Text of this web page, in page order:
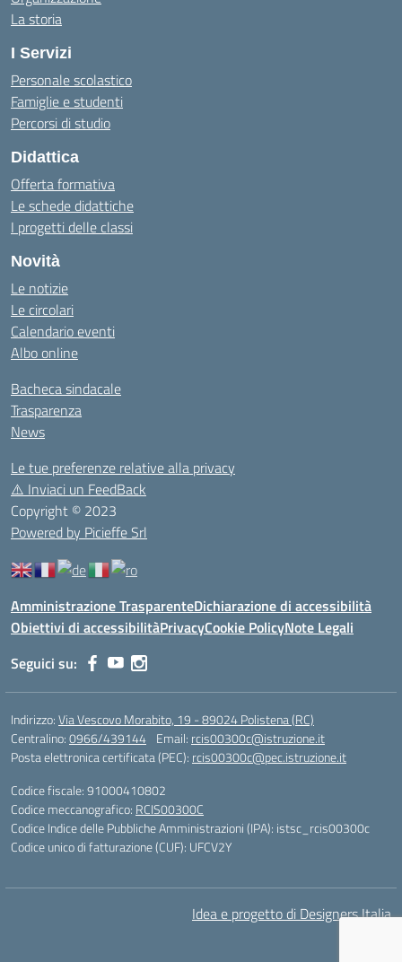
La storia
I Servizi
Personale scolastico
Famiglie e studenti
Percorsi di studio
Didattica
Offerta formativa
Le schede didattiche
I progetti delle classi
Novità
Le notizie
Le circolari
Calendario eventi
Albo online
Bacheca sindacale
Trasparenza
News
Le tue preferenze relative alla privacy
⚠️ Inviaci un FeedBack
Copyright © 2023
Powered by Picieffe Srl
Amministrazione TrasparenteDichiarazione di accessibilità
Obiettivi di accessibilitàPrivacyCookie PolicyNote Legali
Seguici su:
Indirizzo:Via Vescovo Morabito, 19 - 89024 Polistena (RC)
Centralino:0966/439144 Email: rcis00300c@istruzione.it
Posta elettronica certificata (PEC): rcis00300c@pec.istruzione.it
Codice fiscale: 91000410802
Codice meccanografico: RCIS00300C
Codice Indice delle Pubbliche Amministrazioni (IPA): istsc_rcis00300c
Codice unico di fatturazione (CUF): UFCV2Y
Idea e progetto di Designers Italia